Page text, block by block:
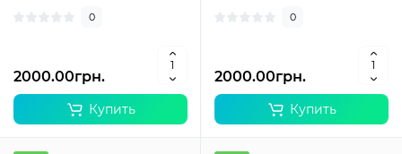
0
2000.00грн.
Купить
0
2000.00грн.
Купить